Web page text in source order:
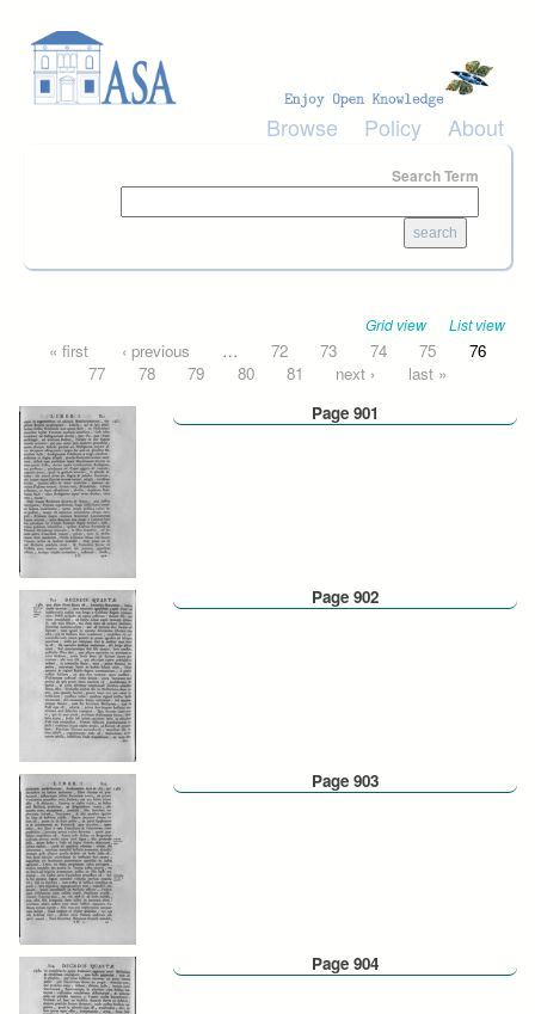
Browse Policy About
Search Term
Grid view List view
Pages
« first ‹ previous … 72 73 74 75
76
77
78 79 80 81 next ›
last »
Page 901
Page 902
Page 903
Page 904